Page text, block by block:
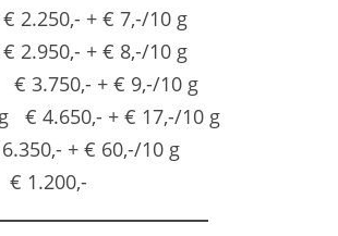
2.250,- + € 7,-/10 g
2.950,- + € 8,-/10 g
€ 3.750,- + € 9,-/10 g
€ 4.650,- + € 17,-/10 g
+ € 60,-/10 g
1.200,-